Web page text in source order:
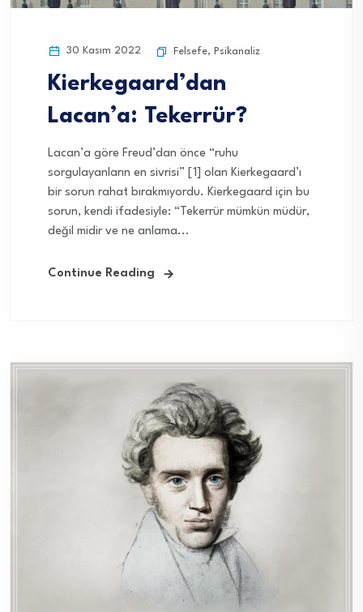
30 Kasım 2022 Felsefe, Psikanaliz
Kierkegaard’dan
Lacan’a: Tekerrür?
Lacan’a göre Freud’dan önce “ruhu
sorgulayanların en sivrisi” [1] olan Kierkegaard’ı
bir sorun rahat bırakmıyordu. Kierkegaard için bu
sorun, kendi ifadesiyle: “Tekerrür mümkün müdür,
değil midir ve ne anlama...
Continue Reading